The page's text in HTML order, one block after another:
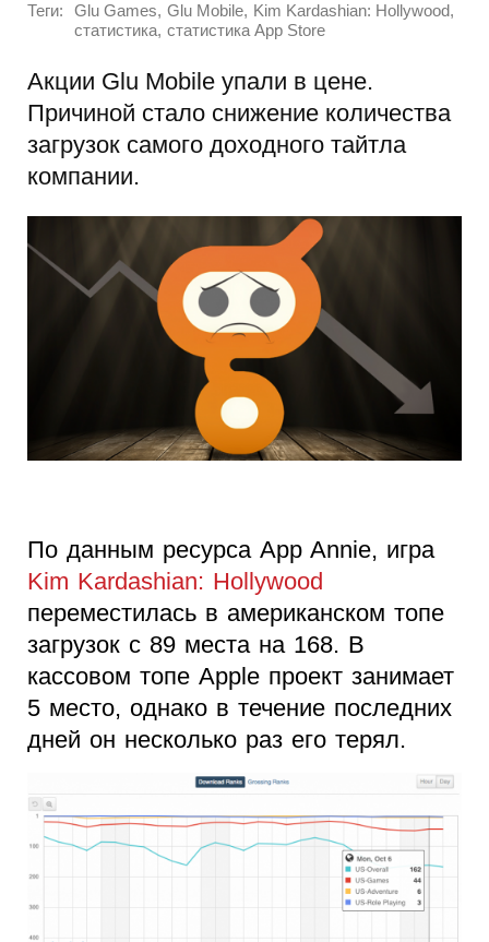
Теги: Glu Games, Glu Mobile, Kim Kardashian: Hollywood,
статистика, статистика App Store
Акции Glu Mobile упали в цене.
Причиной стало снижение количества
загрузок самого доходного тайтла
компании.
По данным ресурса App Annie, игра
Kim Kardashian: Hollywood
переместилась в американском топе
загрузок с 89 места на 168. В
кассовом топе Apple проект занимает
5 место, однако в течение последних
дней он несколько раз его терял.